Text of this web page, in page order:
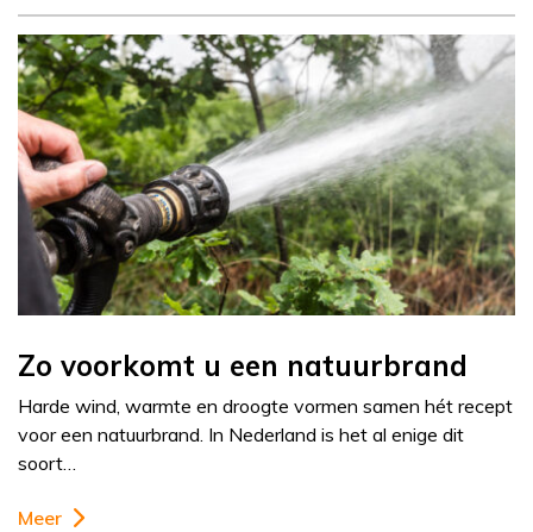
Zo voorkomt u een natuurbrand
Harde wind, warmte en droogte vormen samen hét recept
voor een natuurbrand. In Nederland is het al enige dit
soort…
Meer